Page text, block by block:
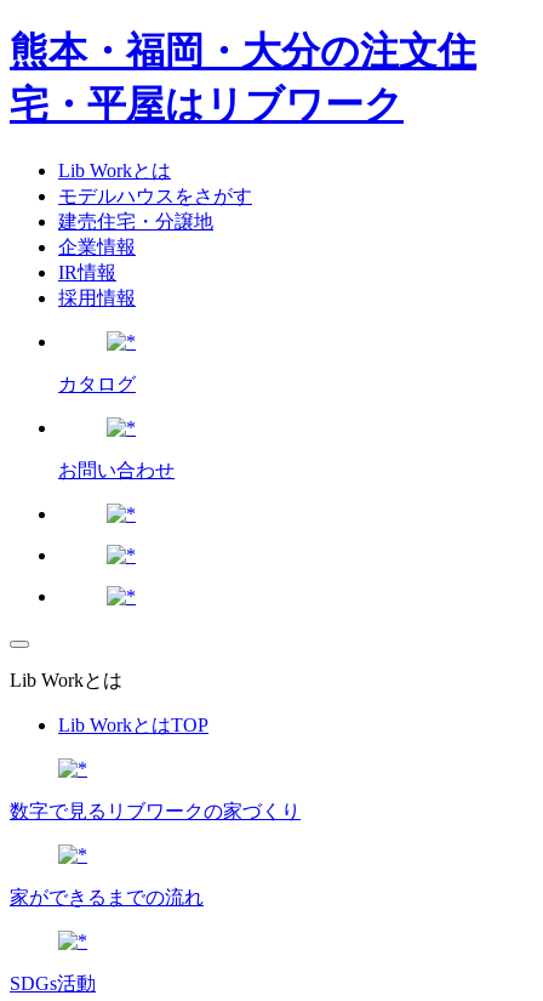
熊本・福岡・大分の注文住
宅・平屋はリブワーク
Lib Workとは
モデルハウスをさがす
建売住宅・分譲地
企業情報
IR情報
採用情報
カタログ
お問い合わせ
Lib Workとは
Lib WorkとはTOP
数字で⾒るリブワークの家づくり
家ができるまでの流れ
SDGs活動